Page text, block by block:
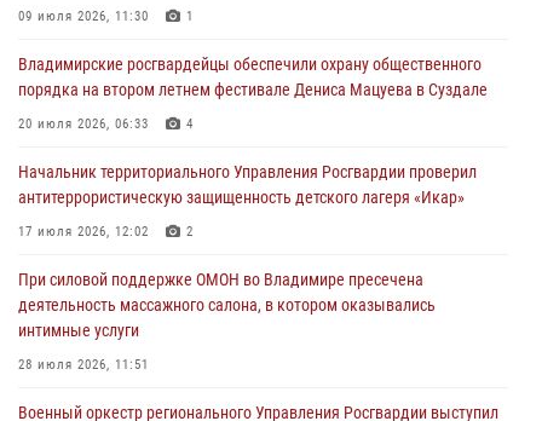
Владимирские росгвардейцы обеспечили охрану общественного
20 июля 2026, 06:33 4
Военнослужащий военного оркестра регионального Управления
105-летию Центрального округа
19 июля 2026, 11:17 7
антитеррористическую защищенность детского лагеря «Икар»
17 июля 2026, 12:02 2
Военный оркестр регионального Управления Росгвардии выступил
09 июля 2026, 11:30 1
Владимирские росгвардейцы обеспечили охрану общественного
порядка на втором летнем фестивале Дениса Мацуева в Суздале
20 июля 2026, 06:33 4
Начальник территориального Управления Росгвардии проверил
антитеррористическую защищенность детского лагеря «Икар»
17 июля 2026, 12:02 2
При силовой поддержке ОМОН во Владимире пресечена
деятельность массажного салона, в котором оказывались
интимные услуги
28 июля 2026, 11:51
Военный оркестр регионального Управления Росгвардии выступил